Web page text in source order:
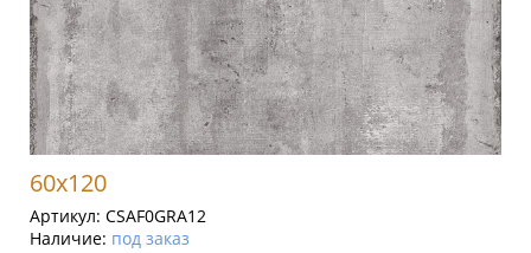
60x120
Артикул: CSAF0GRA12
Наличие: под заказ